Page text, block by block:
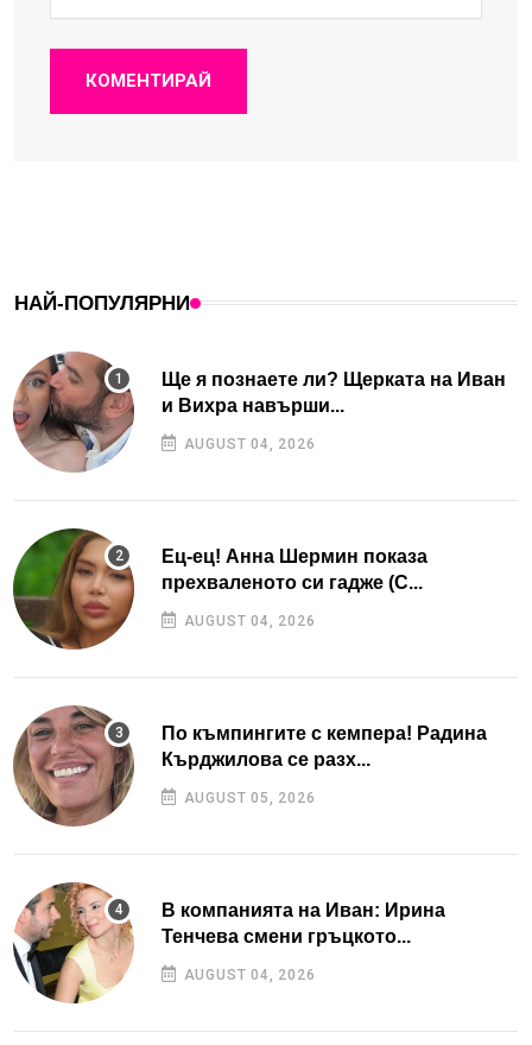
КОМЕНТИРАЙ
НАЙ-ПОПУЛЯРНИ
Ще я познаете ли? Щерката на Иван
и Вихра навърши...
AUGUST 04, 2026
Ец-ец! Анна Шермин показа
прехваленото си гадже (С...
AUGUST 04, 2026
По къмпингите с кемпера! Радина
Кърджилова се разх...
AUGUST 05, 2026
В компанията на Иван: Ирина
Тенчева смени гръцкото...
AUGUST 04, 2026